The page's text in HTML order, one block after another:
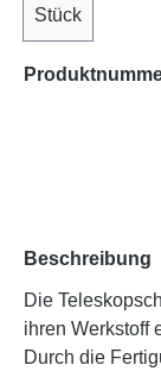
Stück
Beschreibung
Die
ihren Werkstoff
Durch die